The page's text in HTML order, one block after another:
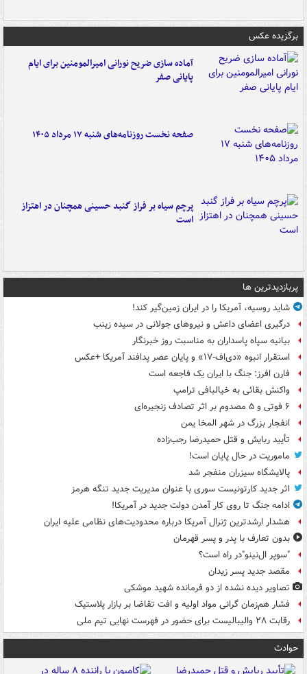
برگزیده عکس
آماده سازی ضریح نورانی امیرالمومنین برای ایام
پایانی صفر
صفحه نخست روزنامه‌های شنبه ۱۷ مرداد ۱۴۰۵
پرچم سیاه بر فراز گنبد حسینی همچنان در اهتزاز
است
پربازدیدترین ها
شاید روسیه، آمریکا را در ایران زمین‌گیر کند!
درگیری اعضای داعش و نیروهای جولانی در سیده زینب
بیانیه سپاه پاسداران به مناسبت روز خبرنگار
استقرار انبوه «دی‌اف‑۱۷» و پایان عصر پدافند آمریکا +عکس
فارن افرز: جنگ با ایران یک فاجعه است
واکنش بقائی به خیالبافی ترامپ
۶ فوتی و ۵ مصدوم بر اثر تصادف زنجیره‌ای
انفجار بزرگ در شهر المخا یمن
تأیید ربایش و قتل حمیدرضا رجب‌زاده
ماموریت در حال پایان است!
پالایشگاه سیزران منفجر شد
اثر جدید کارتونیست سوری با عنوان مدیریت جدید تنگه هرمز
ادامه جنگ تا روی کار آمدن دولت جدید در آمریکا!
هشدار ارشدترین ژنرال آمریکا درباره محدودیت‌های نظامی علیه ایران
بدون تعارف با پدر و پسر قهرمان
"سوپر ال‌نینو"در راه است؟
مقصد جدید پسر زیدان
تصاویر دیده‌ نشده از دو فرمانده شهید موشکی
فشار هم‌زمان گرانی مواد اولیه و افت تقاضا بر بازار پلاستیک
رقابت ۲۸ والیبالیست برای حضور در فهرست نهایی تیم ملی
حوادث